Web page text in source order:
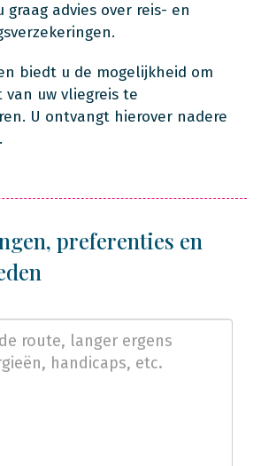
graag advies over reis- en
biedt u de mogelijkheid om
uw vliegreis te
U ontvangt hierover nadere
preferenties en